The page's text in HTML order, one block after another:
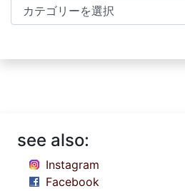
Categories
see also:
Instagram
Facebook